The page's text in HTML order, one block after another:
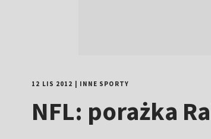
12 LIS 2012 INNE SPORTY
NFL: porażka